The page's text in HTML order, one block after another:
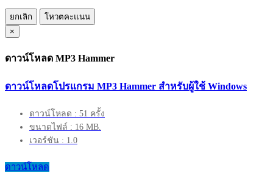
ยกเลิก
โหวตคะแนน
×
ดาวน์โหลด MP3 Hammer
ดาวน์โหลดโปรแกรม MP3 Hammer สำหรับผู้ใช้ Windows
ดาวน์โหลด : 51 ครั้ง
ขนาดไฟล์ : 16 MB.
เวอร์ชัน : 1.0
ดาวน์โหลด